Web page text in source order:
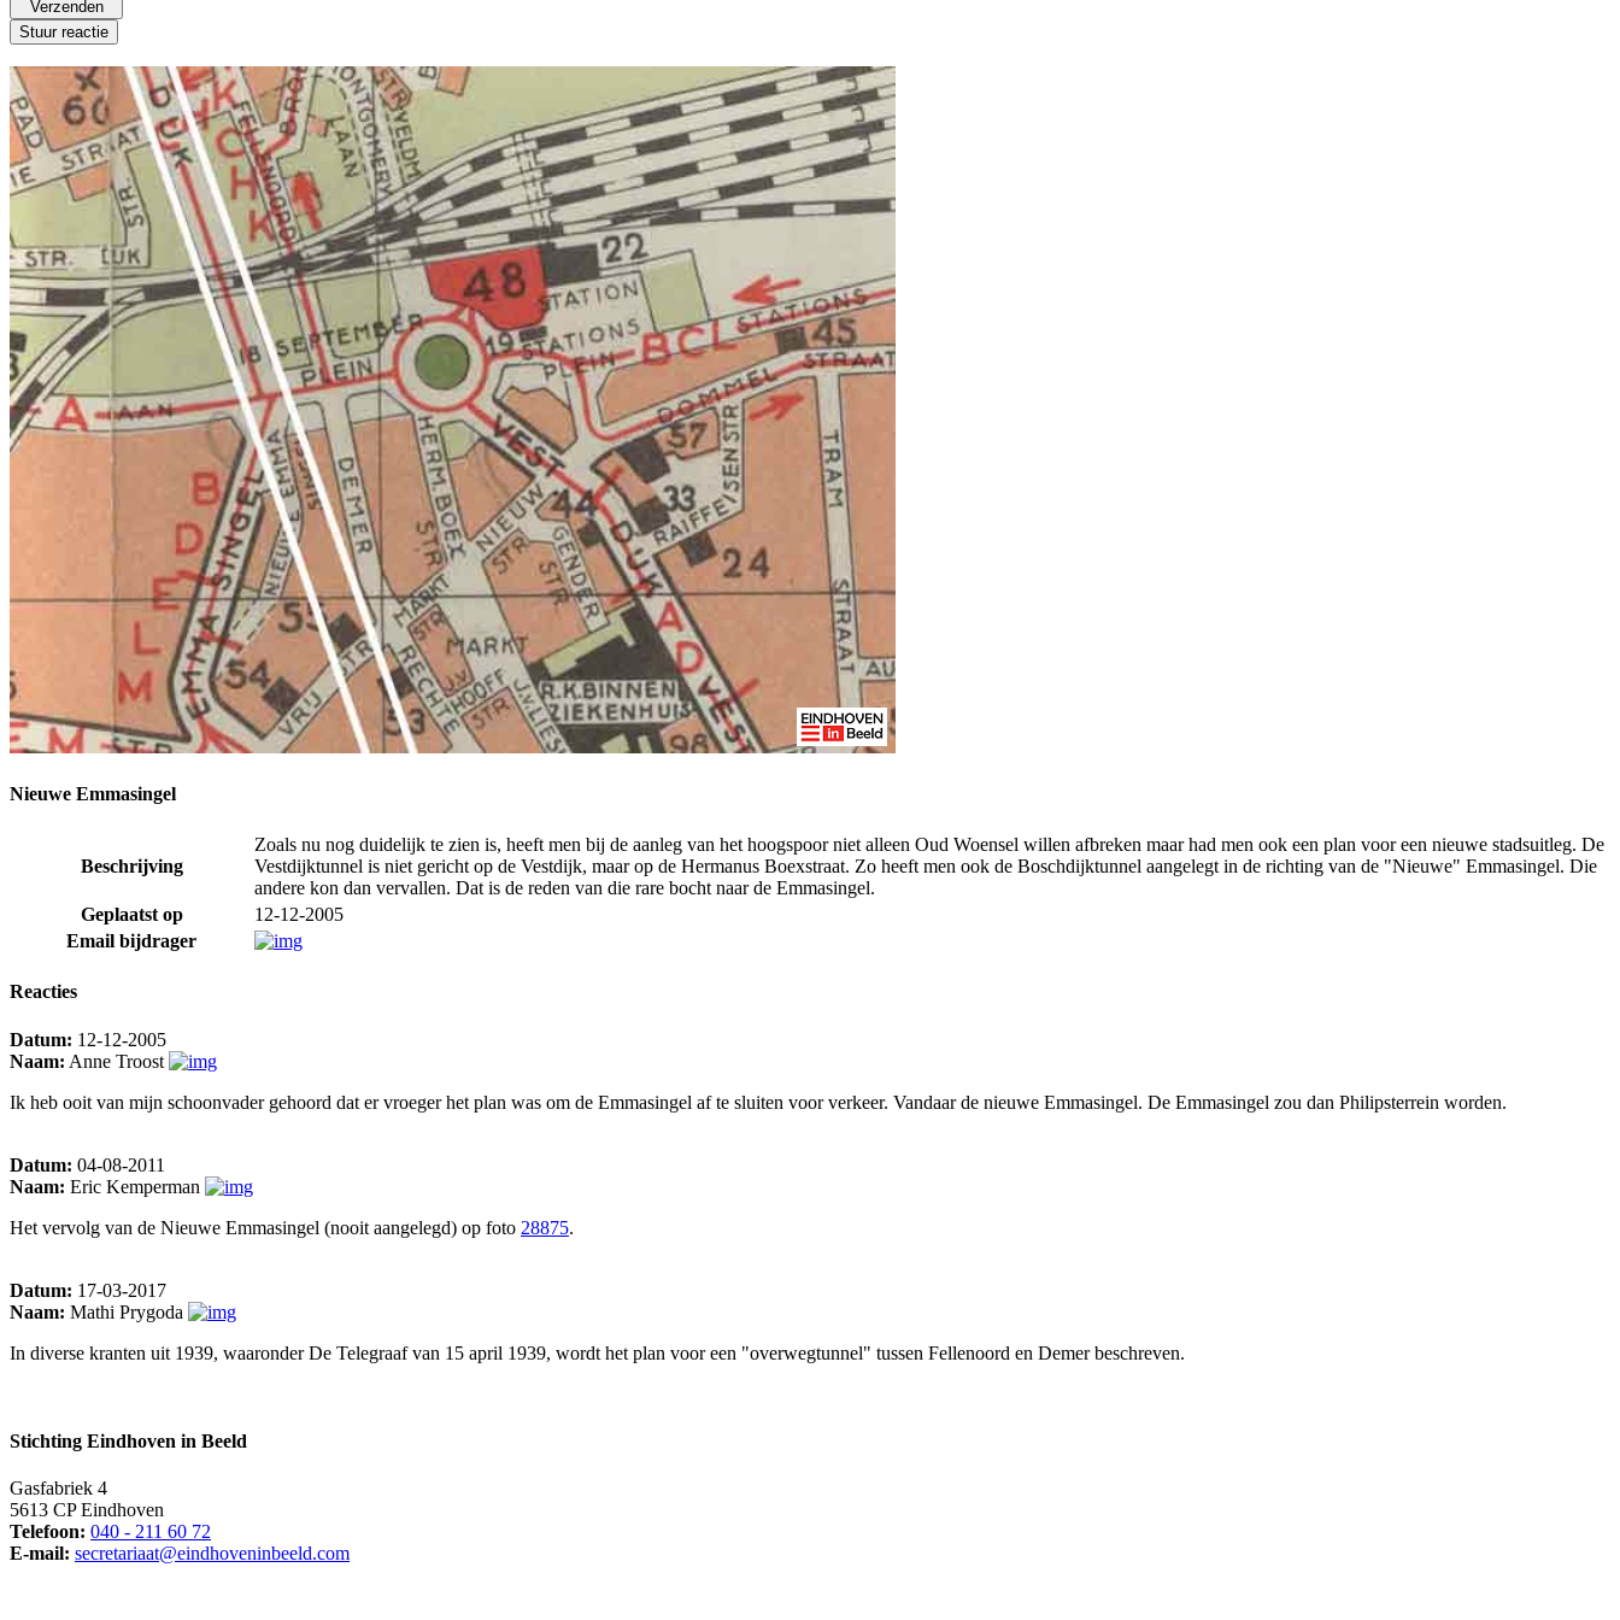
Nieuwe Emmasingel
Beschrijving
Zoals nu nog duidelijk te zien is, heeft men bij de aanleg van het hoogspoor niet alleen Oud Woensel willen afbreken maar had men ook een plan voor een nieuwe stadsuitleg. De
Vestdijktunnel is niet gericht op de Vestdijk, maar op de Hermanus Boexstraat. Zo heeft men ook de Boschdijktunnel aangelegt in de richting van de "Nieuwe" Emmasingel. Die
andere kon dan vervallen. Dat is de reden van die rare bocht naar de Emmasingel.
Geplaatst op
12-12-2005
Email bijdrager
Reacties
Datum: 12-12-2005
Naam: Anne Troost
Ik heb ooit van mijn schoonvader gehoord dat er vroeger het plan was om de Emmasingel af te sluiten voor verkeer. Vandaar de nieuwe Emmasingel. De Emmasingel zou dan Philipsterrein worden.
Datum: 04-08-2011
Naam: Eric Kemperman
Het vervolg van de Nieuwe Emmasingel (nooit aangelegd) op foto 28875.
Datum: 17-03-2017
Naam: Mathi Prygoda
In diverse kranten uit 1939, waaronder De Telegraaf van 15 april 1939, wordt het plan voor een "overwegtunnel" tussen Fellenoord en Demer beschreven.
Stichting Eindhoven in Beeld
Gasfabriek 4
5613 CP Eindhoven
Telefoon: 040 - 211 60 72
E-mail: secretariaat@eindhoveninbeeld.com